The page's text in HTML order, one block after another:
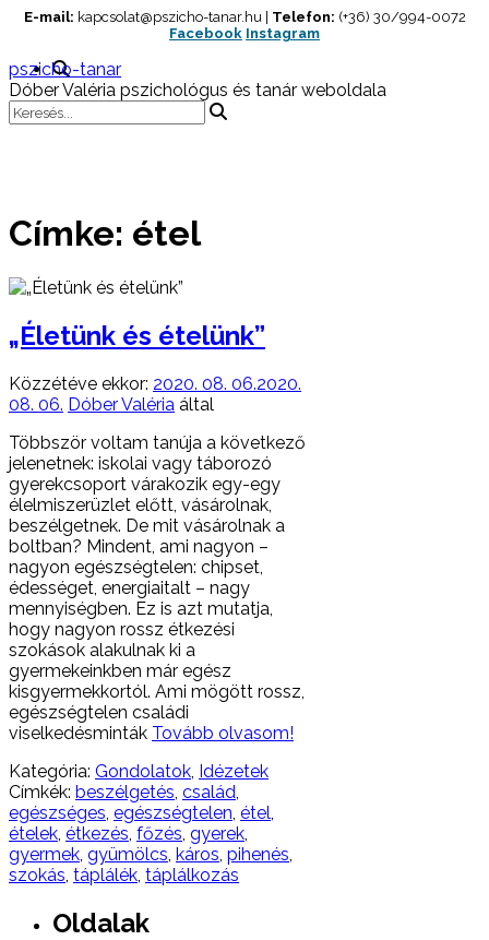
Skip
content
E-mail: kapcsolat@pszicho-tanar.hu | Telefon: (+36) 30/994-0072
Facebook Instagram
pszicho-tanar
Dóber Valéria pszichológus és tanár weboldala
Címke: étel
„Életünk és ételünk”
Közzétéve ekkor: 2020. 08. 06.2020.
08. 06. Dóber Valéria által
Többször voltam tanúja a következő
jelenetnek: iskolai vagy táborozó
gyerekcsoport várakozik egy-egy
élelmiszerüzlet előtt, vásárolnak,
beszélgetnek. De mit vásárolnak a
boltban? Mindent, ami nagyon –
nagyon egészségtelen: chipset,
édességet, energiaitalt – nagy
mennyiségben. Ez is azt mutatja,
hogy nagyon rossz étkezési
szokások alakulnak ki a
gyermekeinkben már egész
kisgyermekkortól. Ami mögött rossz,
egészségtelen családi
viselkedésminták Tovább olvasom!
Kategória: Gondolatok Idézetek
Címkék: beszélgetés család
egészséges egészségtelen étel
ételek étkezés főzés gyerek
gyermek gyümölcs káros pihenés
szokás táplálék táplálkozás
Oldalak